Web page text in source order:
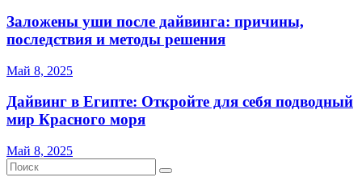
Заложены уши после дайвинга: причины,
последствия и методы решения
Май 8, 2025
Дайвинг в Египте: Откройте для себя подводный
мир Красного моря
Май 8, 2025